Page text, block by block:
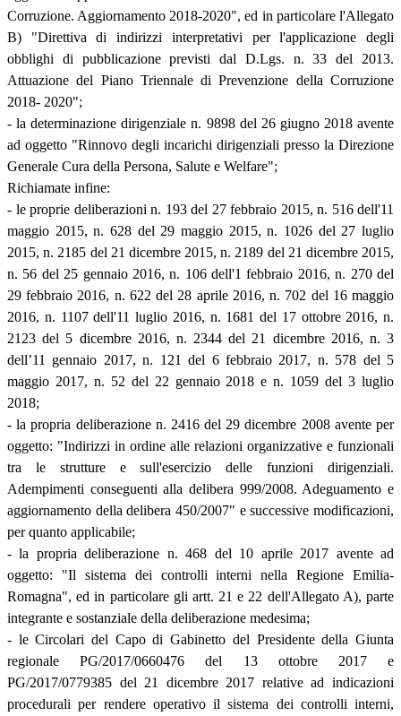
Corruzione. Aggiornamento 2018-2020", ed in particolare l'Allegato
B) "Direttiva di indirizzi interpretativi per l'applicazione degli
obblighi di pubblicazione previsti dal D.Lgs. n. 33 del 2013.
Attuazione del Piano Triennale di Prevenzione della Corruzione
2018- 2020";
- la determinazione dirigenziale n. 9898 del 26 giugno 2018 avente
ad oggetto "Rinnovo degli incarichi dirigenziali presso la Direzione
Generale Cura della Persona, Salute e Welfare";
Richiamate infine:
- le proprie deliberazioni n. 193 del 27 febbraio 2015, n. 516 dell'11
maggio 2015, n. 628 del 29 maggio 2015, n. 1026 del 27 luglio
2015, n. 2185 del 21 dicembre 2015, n. 2189 del 21 dicembre 2015,
n. 56 del 25 gennaio 2016, n. 106 dell'1 febbraio 2016, n. 270 del
29 febbraio 2016, n. 622 del 28 aprile 2016, n. 702 del 16 maggio
2016, n. 1107 dell'11 luglio 2016, n. 1681 del 17 ottobre 2016, n.
2123 del 5 dicembre 2016, n. 2344 del 21 dicembre 2016, n. 3
dell’11 gennaio 2017, n. 121 del 6 febbraio 2017, n. 578 del 5
maggio 2017, n. 52 del 22 gennaio 2018 e n. 1059 del 3 luglio
2018;
- la propria deliberazione n. 2416 del 29 dicembre 2008 avente per
oggetto: "Indirizzi in ordine alle relazioni organizzative e funzionali
tra le strutture e sull'esercizio delle funzioni dirigenziali.
Adempimenti conseguenti alla delibera 999/2008. Adeguamento e
aggiornamento della delibera 450/2007" e successive modificazioni,
per quanto applicabile;
- la propria deliberazione n. 468 del 10 aprile 2017 avente ad
oggetto: "Il sistema dei controlli interni nella Regione Emilia-
Romagna", ed in particolare gli artt. 21 e 22 dell'Allegato A), parte
integrante e sostanziale della deliberazione medesima;
- le Circolari del Capo di Gabinetto del Presidente della Giunta
regionale PG/2017/0660476 del 13 ottobre 2017 e
PG/2017/0779385 del 21 dicembre 2017 relative ad indicazioni
procedurali per rendere operativo il sistema dei controlli interni,